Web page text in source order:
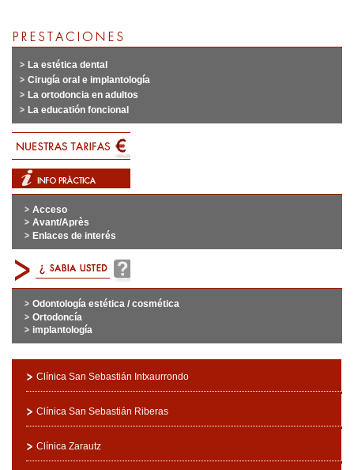
La estética dental
Cirugía oral e implantología
La ortodoncia en adultos
La educatión foncional
Acceso
Avant/Après
Enlaces de interés
Odontología estética / cosmética
Ortodoncía
implantología
Clínica San Sebastián Intxaurrondo
Clínica San Sebastián Riberas
Clínica Zarautz